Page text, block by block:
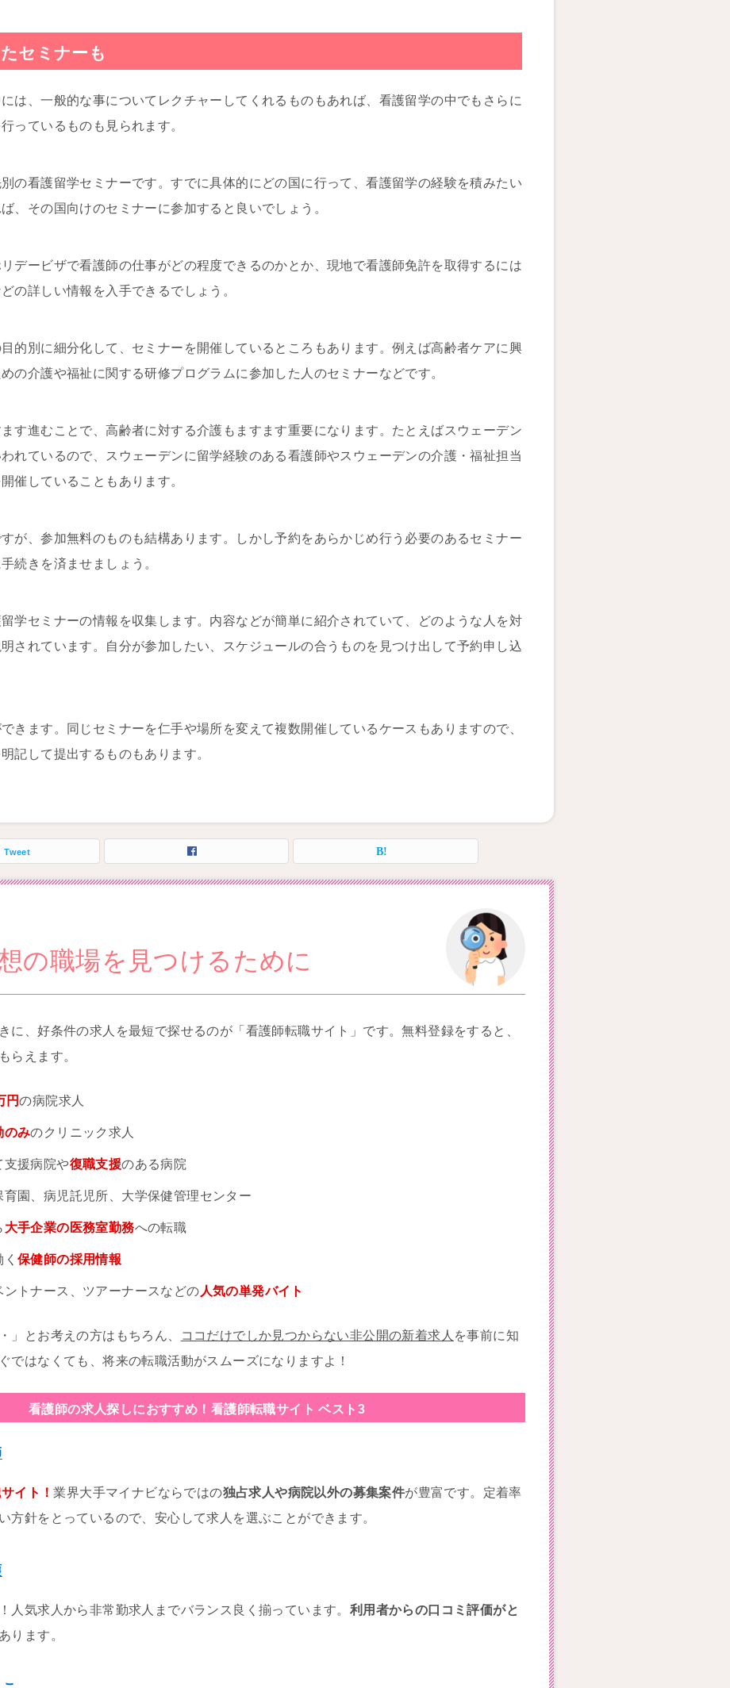
セミナーも
は、一般的な事についてレクチャーしてくれるものもあれば、看護留学の中でもさらに
っているものも見られます。
の看護留学セミナーです。すでに具体的にどの国に行って、看護留学の経験を積みたい
、その国向けのセミナーに参加すると良いでしょう。
デービザで看護師の仕事がどの程度できるのかとか、現地で看護師免許を取得するには
の詳しい情報を入手できるでしょう。
的別に細分化して、セミナーを開催しているところもあります。例えば高齢者ケアに興
の介護や福祉に関する研修プログラムに参加した人のセミナーなどです。
す進むことで、高齢者に対する介護もますます重要になります。たとえばスウェーデン
れているので、スウェーデンに留学経験のある看護師やスウェーデンの介護・福祉担当
催していることもあります。
が、参加無料のものも結構あります。しかし予約をあらかじめ行う必要のあるセミナー
続きを済ませましょう。
学セミナーの情報を収集します。内容などが簡単に紹介されていて、どのような人を対
されています。自分が参加したい、スケジュールの合うものを見つけ出して予約申し込
きます。同じセミナーを仁手や場所を変えて複数開催しているケースもありますので、
記して提出するものもあります。
Tweet
の職場を見つけるために
に、好条件の求人を最短で探せるのが「看護師転職サイト」です。無料登録をすると、
らえます。
円の病院求人
のみのクリニック求人
支援病院や復職支援のある病院
育園、病児託児所、大学保健管理センター
大手企業の医務室勤務への転職
保健師の採用情報
トナース、ツアーナースなどの 人気の単発バイト
」とお考えの方はもちろん、 ココだけでしか見つからない非公開の新着求人 を事前に知
ではなくても、将来の転職活動がスムーズになりますよ！
看護師の求人探しにおすすめ！ 看護師転職サイト ベスト3
イト！業界大手マイナビならではの独占求人や病院以外の募集案件が豊富です。定着率
方針をとっているので、安心して求人を選ぶことができます。
人気求人から非常勤求人までバランス良く揃っています。 利用者からの口コミ評価がと
ります。